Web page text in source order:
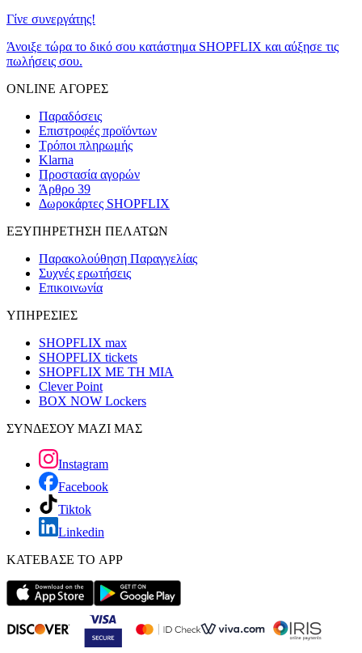
Γίνε συνεργάτης!
Άνοιξε τώρα το δικό σου κατάστημα SHOPFLIX και αύξησε τις
πωλήσεις σου.
ONLINE ΑΓΟΡΕΣ
Παραδόσεις
Επιστροφές προϊόντων
Τρόποι πληρωμής
Klarna
Προστασία αγορών
Άρθρο 39
Δωροκάρτες SHOPFLIX
ΕΞΥΠΗΡΕΤΗΣΗ ΠΕΛΑΤΩΝ
Παρακολούθηση Παραγγελίας
Συχνές ερωτήσεις
Επικοινωνία
ΥΠΗΡΕΣΙΕΣ
SHOPFLIX max
SHOPFLIX tickets
SHOPFLIX ΜΕ ΤΗ ΜΙΑ
Clever Point
BOX NOW Lockers
ΣΥΝΔΕΣΟΥ ΜΑΖΙ ΜΑΣ
Instagram
Facebook
Tiktok
Linkedin
ΚΑΤΕΒΑΣΕ ΤΟ APP